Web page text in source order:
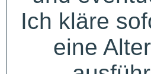
Ich kläre
eine